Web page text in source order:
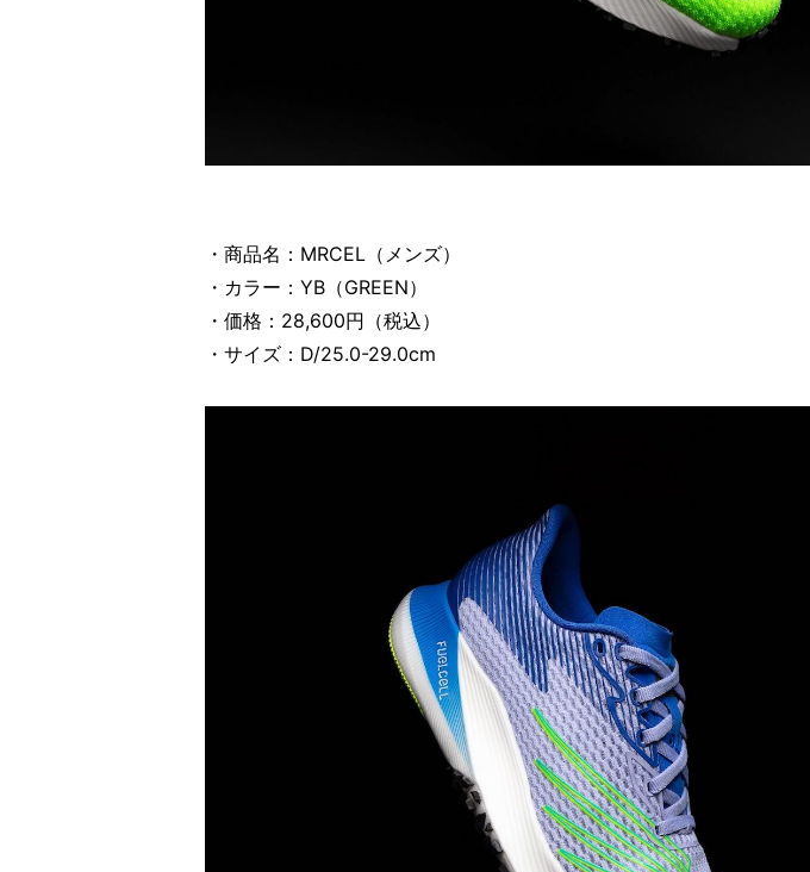
・商品名：MRCEL（メンズ）
・カラー：YB（GREEN）
・価格：28,600円（税込）
・サイズ：D/25.0-29.0cm